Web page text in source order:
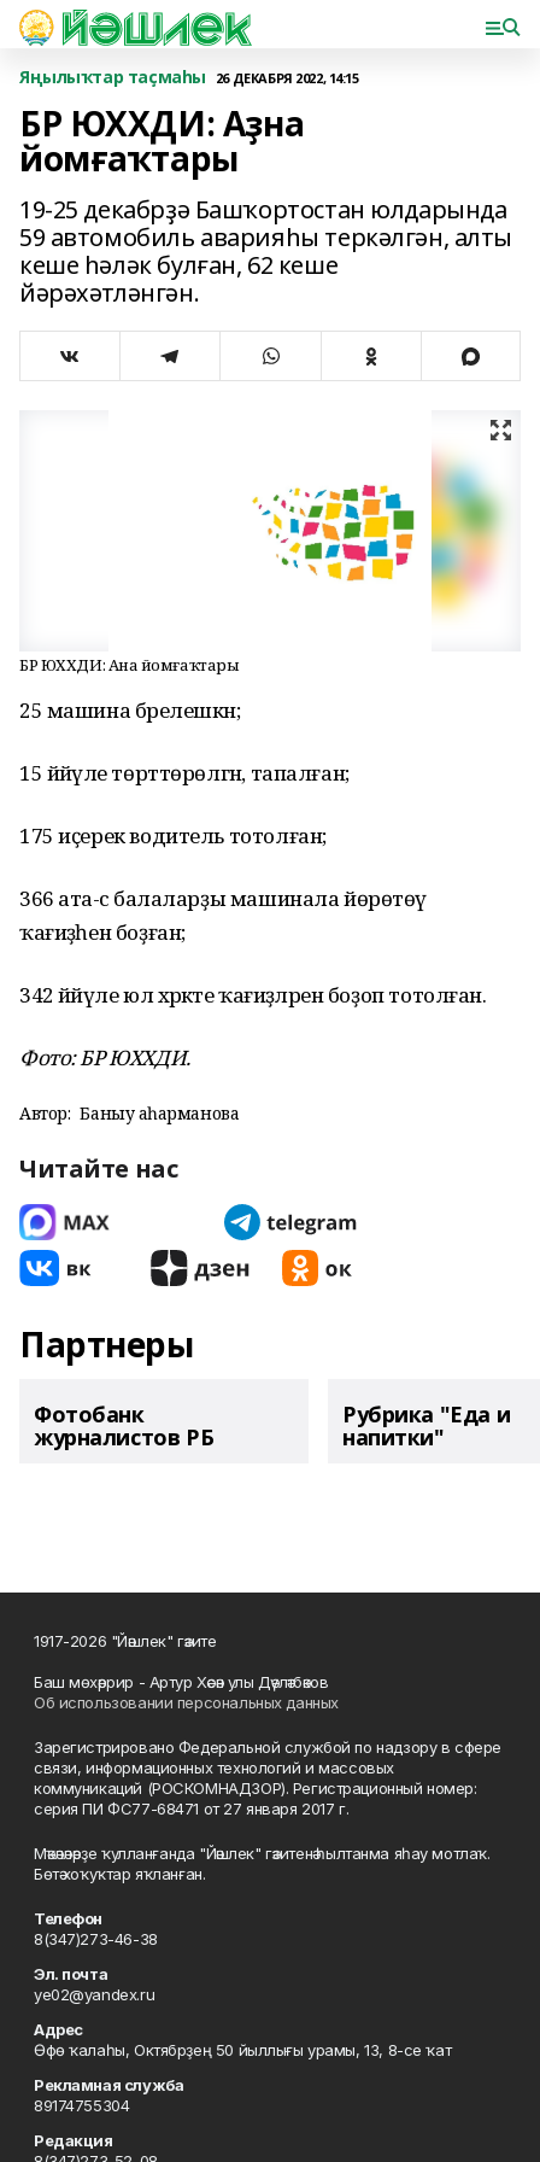
Яңылыҡтар таҫмаһы 26 ДЕКАБРЯ 2022, 14:15
БР ЮХХДИ: Аҙна
йомғаҡтары
19-25 декабрҙә Башҡортостан юлдарында
59 автомобиль аварияһы теркәлгән, алты
кеше һәләк булған, 62 кеше
йәрәхәтләнгән.
БР ЮХХДИ: Аҙна йомғаҡтары
25 машина бәрелешкән;
15 йәйәүле төрттөрөлгән, тапалған;
175 иҫерек водитель тотолған;
366 ата-әсә балаларҙы машинала йөрөтөү
ҡағиҙәһен боҙған;
342 йәйәүле юл хәрәкәте ҡағиҙәләрен боҙоп тотолған.
Фото: БР ЮХХДИ.
Автор: Баныу Ҡаһарманова
Читайте нас
Партнеры
Фотобанк
журналистов РБ
Рубрика "Еда и
напитки"
1917-2026 "Йәшлек" гәзите
Баш мөхәррир - Артур Хәсән улы Дәүләтбәков
Об использовании персональных данных
Зарегистрировано Федеральной службой по надзору в сфере
связи, информационных технологий и массовых
коммуникаций (РОСКОМНАДЗОР). Регистрационный номер:
серия ПИ ФС77-68471 от 27 января 2017 г.
Мәҡәләләрҙе ҡулланғанда "Йәшлек" гәзитенә һылтанма яһау мотлаҡ.
Бөтә хоҡуҡтар яҡланған.
Телефон
8(347)273-46-38
Эл. почта
ye02@yandex.ru
Адрес
Өфө ҡалаһы, Октябрҙең 50 йыллығы урамы, 13, 8-се ҡат
Рекламная служба
89174755304
Редакция